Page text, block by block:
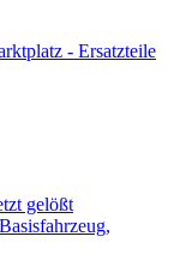
- Ersatzteile
gelößt
Basisfahrzeug,